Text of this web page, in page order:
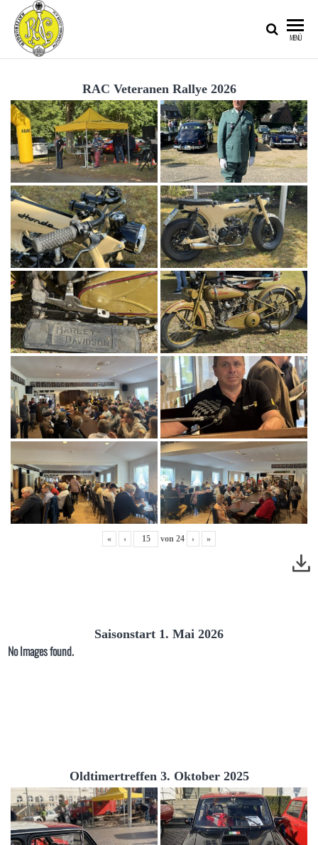
AUTOMOBIL-
CLUB IM
ADAC E.V.
MENÜ
RAC Veteranen Rallye 2026
« ‹ von 24 › »
Saisonstart 1. Mai 2026
No Images found.
Oldtimertreffen 3. Oktober 2025